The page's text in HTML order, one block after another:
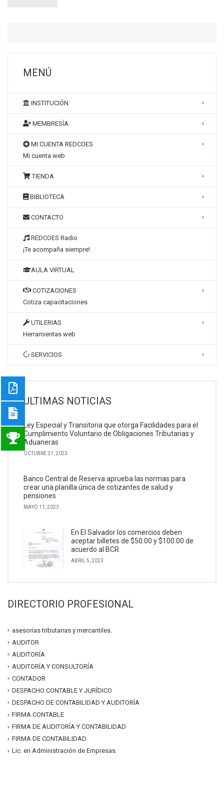
MENÚ
INSTITUCIÓN
MEMBRESÍA
MI CUENTA REDCOES
Mi cuenta web
TIENDA
BIBLIOTECA
CONTACTO
REDCOES Radio
¡Te acompaña siempre!
AULA VIRTUAL
COTIZACIONES
Cotiza capacitaciones
UTILERIAS
Herramientas web
SERVICIOS
ULTIMAS NOTICIAS
Ley Especial y Transitoria que otorga Facilidades para el
Cumplimiento Voluntario de Obligaciones Tributarias y
Aduaneras
OCTUBRE 31, 2023
Banco Central de Reserva aprueba las normas para
crear una planilla única de cotizantes de salud y
pensiones
MAYO 11, 2023
En El Salvador los comercios deben
aceptar billetes de $50.00 y $100.00 de
acuerdo al BCR
ABRIL 5, 2023
DIRECTORIO PROFESIONAL
asesorías tributarias y mercantiles.
AUDITOR
AUDITORÍA
AUDITORÍA Y CONSULTORÍA
CONTADOR
DESPACHO CONTABLE Y JURÍDICO
DESPACHO DE CONTABILIDAD Y AUDITORÍA
FIRMA CONTABLE
FIRMA DE AUDITORÍA Y CONTABILIDAD
FIRMA DE CONTABILIDAD
Lic. en Administración de Empresas.